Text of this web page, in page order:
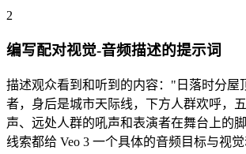
2
编写配对视觉-音频描述的提示词
描述观众看到和听到的内容："日落时分屋
者，身后是城市天际线，下方人群欢呼
声、远处人群的吼声和表演者在舞台上的
线索都给 Veo 3 一个具体的音频目标与视觉